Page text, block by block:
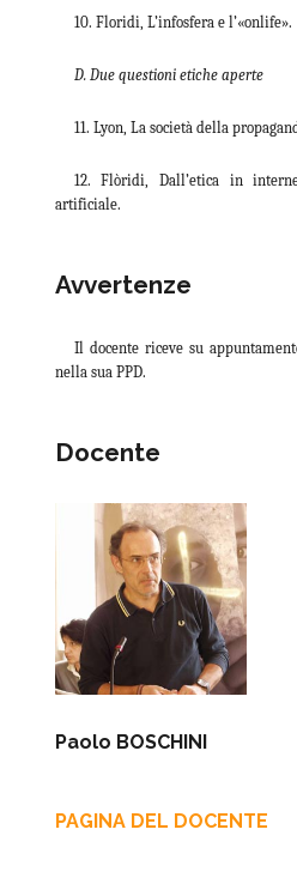
10. Floridi, L’infosfera e l’«onlife».
D. Due questioni etiche aperte
11. Lyon, La società della
12. Flòridi, Dall’etica in
artificiale.
Avvertenze
Il docente riceve su
nella sua PPD.
Docente
Paolo BOSCHINI
PAGINA DEL DOCENTE